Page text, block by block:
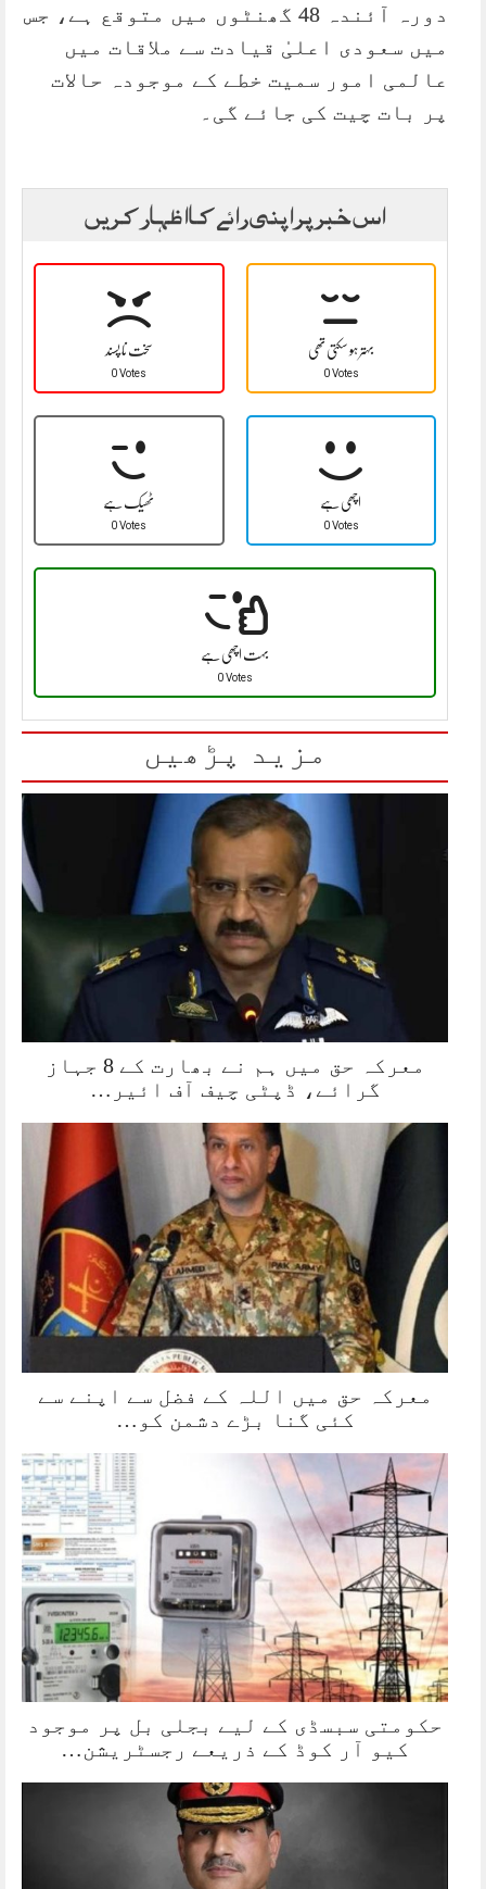
دورہ آئندہ 48 گھنٹوں میں متوقع ہے، جس
میں سعودی اعلیٰ قیادت سے ملاقات میں
عالمی امور سمیت خطے کے موجودہ حالات
پر بات چیت کی جائے گی۔
اس خبر پر اپنی رائے کا اظہار کریں
سخت نا پسند
0 Votes
بہتر ہو سکتی تھی
0 Votes
ٹھیک ہے
0 Votes
اچھی ہے
0 Votes
بہت اچھی ہے
0 Votes
مزید پڑھیں
معرکہ حق میں ہم نے بھارت کے 8 جہاز
گرائے، ڈپٹی چیف آف ائیر…
معرکہ حق میں اللہ کے فضل سے اپنے سے
کئی گنا بڑے دشمن کو…
حکومتی سبسڈی کے لیے بجلی بل پر موجود
کیو آر کوڈ کے ذریعے رجسٹریشن…